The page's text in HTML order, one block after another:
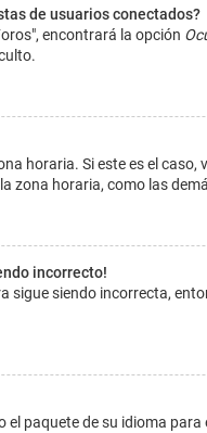
de usuarios conectados?
encontrará la opción
horaria. Si este es el
zona horaria, como las
incorrecto!
sigue siendo incorrecta,
paquete de su idioma